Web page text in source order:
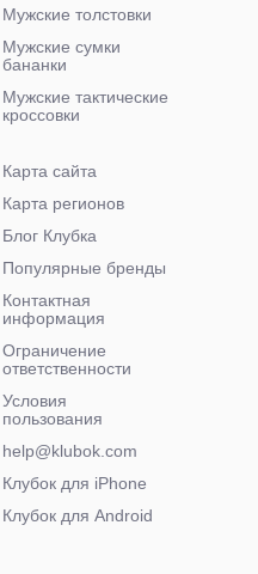
Мужские толстовки
Мужские сумки
бананки
Мужские тактические
кроссовки
Карта сайта
Карта регионов
Блог Клубка
Популярные бренды
Контактная
информация
Ограничение
ответственности
Условия
пользования
help@klubok.com
Клубок для iPhone
Клубок для Android